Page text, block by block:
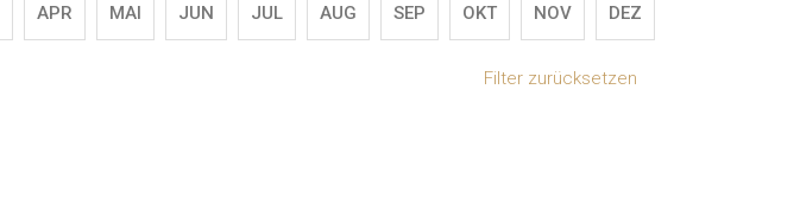
APR MAI JUN JUL AUG SEP OKT NOV DEZ
Filter zurücksetzen